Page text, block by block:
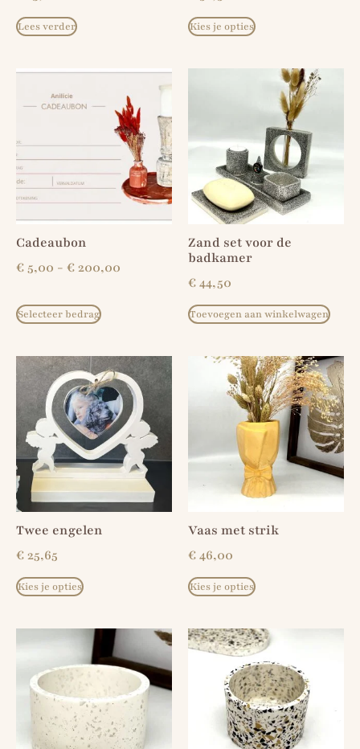
Lees verder Kies je opties
Cadeaubon
€5,00 - €200,00
Selecteer bedrag
Zand set voor de
badkamer
€44,50
Toevoegen aan winkelwagen
Twee engelen
€25,65
Kies je opties
Vaas met strik
€46,00
Kies je opties